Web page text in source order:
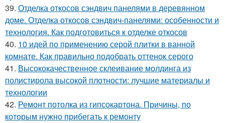
39. Отделка откосов сэндвич панелями в деревянном
доме. Отделка откосов сэндвич-панелями: особенности и
технология. Как подготовиться к отделке откосов
40. 10 идей по применению серой плитки в ванной
комнате. Как правильно подобрать оттенок серого
41. Высококачественное склеивание молдинга из
полистирола высокой плотности: лучшие материалы и
технологии
42. Ремонт потолка из гипсокартона. Причины, по
которым нужно прибегать к ремонту